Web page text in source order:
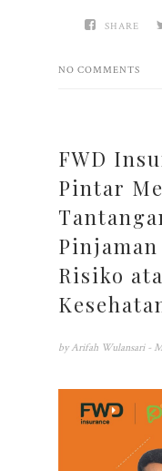
SHARE
NO COMMENTS
FWD
Pintar
Risiko
by Arifah Wulansari -